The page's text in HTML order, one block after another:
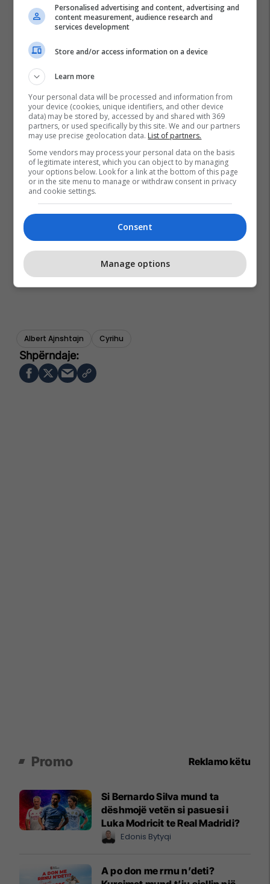
Albert Ajnshtajn Cyrihu
Promo Reklamo këtu
Si Bernardo Silva mund ta
dëshmojë vetën si pasuesi i
Luka Modricit te Real Madridi?
Edonis Bytyqi
A po don me rrnu n’deti?
Personalised advertising and content, advertising and
content measurement, audience research and
services development
Store and/or access information on a device
Learn more
Your personal data will be processed and information from
your device (cookies, unique identifiers, and other device
data) may be stored by, accessed by and shared with 369
partners, or used specifically by this site. We and our partners
may use precise geolocation data. List of partners.
Some vendors may process your personal data on the basis
of legitimate interest, which you can object to by managing
your options below. Look for a link at the bottom of this page
or in the site menu to manage or withdraw consent in privacy
and cookie settings.
Consent
Manage options